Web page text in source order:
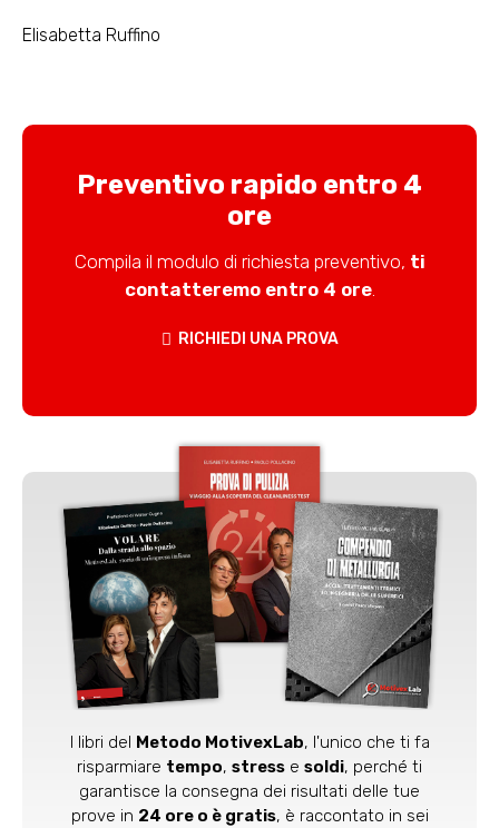
Elisabetta Ruffino
Preventivo rapido entro 4
ore
Compila il modulo di richiesta preventivo, ti
contatteremo entro 4 ore.
RICHIEDI UNA PROVA
I libri del Metodo MotivexLab, l'unico che ti fa
risparmiare tempo, stress e soldi, perché ti
garantisce la consegna dei risultati delle tue
prove in 24 ore o è gratis, è raccontato in sei